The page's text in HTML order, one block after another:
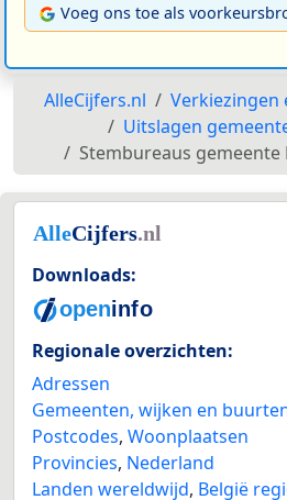
Voeg ons toe als
AlleCijfers.nl
Verkiezingen
Uitslagen
Stembureaus gemeente
Downloads:
Regionale overzichten:
Adressen
Gemeenten, wijken en
Postcodes, Woonplaatsen
Provincies, Nederland
Landen wereldwijd, België